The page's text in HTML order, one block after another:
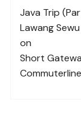
Java Trip
Lawang
on
Short
Commuterline